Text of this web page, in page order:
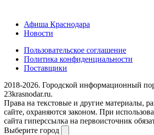
Афиша Краснодара
Новости
Пользовательское соглашение
Политика конфиденциальности
Поставщики
2018-2026. Городской информационный
23krasnodar.ru.
Права на текстовые и другие материалы,
сайте, охраняются законом. При
сайта гиперссылка на первоисточник
Выберите город